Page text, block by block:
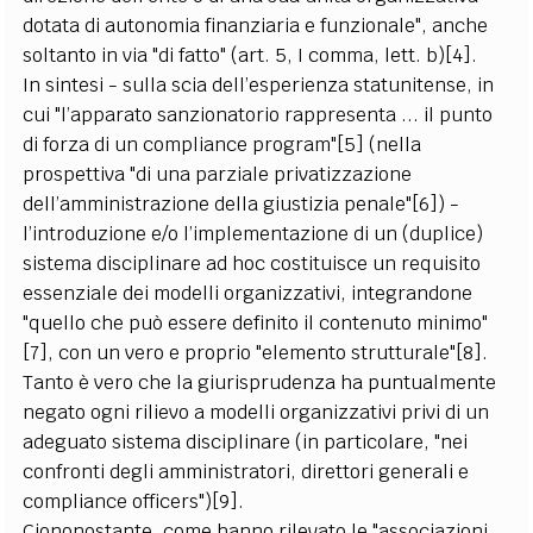
dotata di autonomia finanziaria e funzionale", anche
soltanto in via "di fatto" (art. 5, I comma, lett. b)[4].
In sintesi - sulla scia dell’esperienza statunitense, in
cui "l’apparato sanzionatorio rappresenta ... il punto
di forza di un compliance program"[5] (nella
prospettiva "di una parziale privatizzazione
dell’amministrazione della giustizia penale"[6]) -
l’introduzione e/o l’implementazione di un (duplice)
sistema disciplinare ad hoc costituisce un requisito
essenziale dei modelli organizzativi, integrandone
"quello che può essere definito il contenuto minimo"
[7], con un vero e proprio "elemento strutturale"[8].
Tanto è vero che la giurisprudenza ha puntualmente
negato ogni rilievo a modelli organizzativi privi di un
adeguato sistema disciplinare (in particolare, "nei
confronti degli amministratori, direttori generali e
compliance officers")[9].